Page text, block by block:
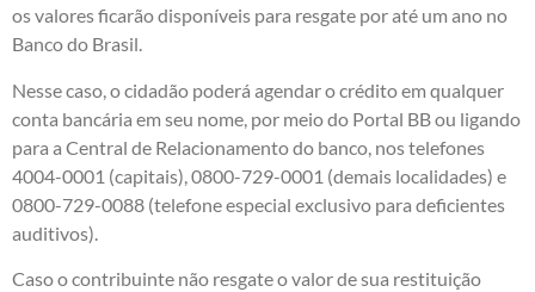
os valores ficarão disponíveis para resgate por até um ano no
Banco do Brasil.
Nesse caso, o cidadão poderá agendar o crédito em qualquer
conta bancária em seu nome, por meio do Portal BBou ligando
para a Central de Relacionamento do banco, nos telefones
4004-0001 (capitais), 0800-729-0001 (demais localidades) e
0800-729-0088 (telefone especial exclusivo para deficientes
auditivos).
Caso o contribuinte não resgate o valor de sua restituição